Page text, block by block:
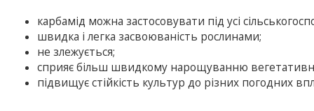
карбамід можна застосовувати під усі
швидка і легка засвоюваність рослинами;
не злежується;
сприяє більш швидкому нарощуванню
підвищує стійкість культур до різних погодних